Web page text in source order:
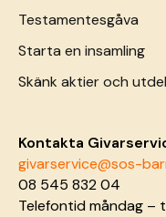
Testamentesgåva
Starta en insamling
Skänk aktier och
Kontakta
givarservice@sos-
08 545 832 04
Telefontid måndag –